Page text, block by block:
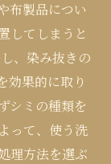
布製品につい
してしまうと
、染み抜きの
効果的に取り
シミの種類を
って、使う洗
理方法を選ぶ